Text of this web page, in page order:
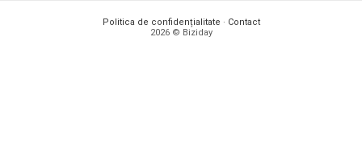
Politica de confidențialitate · Contact
2026 © Biziday